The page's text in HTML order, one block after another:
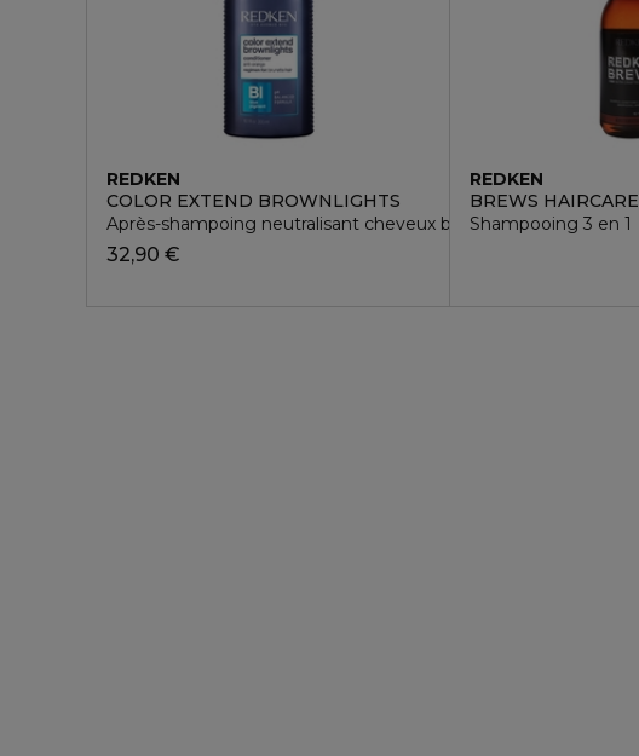
REDKEN
COLOR EXTEND BROWNLIGHTS
Après-shampoing neutralisant cheveux bruns
32,90 €
REDKEN
BREWS HAIRCARE
Shampooing 3 en 1